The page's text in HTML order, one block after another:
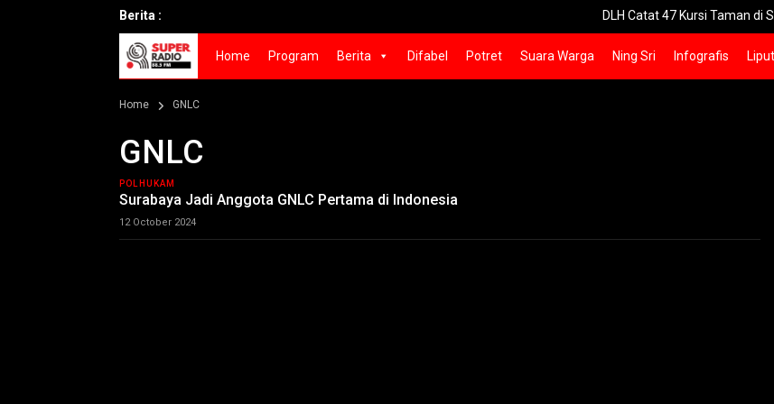
Berita : DLH Catat 47 Kursi Taman di Surabaya
Home Program Berita Difabel Potret Suara Warga Ning Sri Infografis
Home GNLC
GNLC
POLHUKAM
Surabaya Jadi Anggota GNLC Pertama di Indonesia
12 October 2024